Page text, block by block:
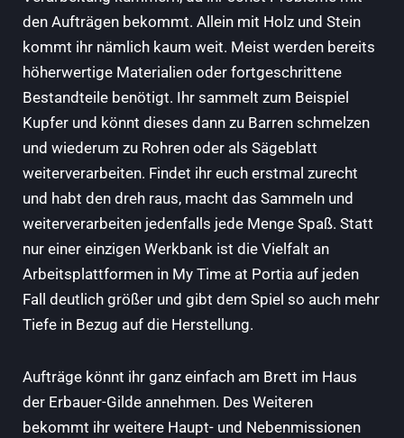
den Aufträgen bekommt. Allein mit Holz und Stein
kommt ihr nämlich kaum weit. Meist werden bereits
höherwertige Materialien oder fortgeschrittene
Bestandteile benötigt. Ihr sammelt zum Beispiel
Kupfer und könnt dieses dann zu Barren schmelzen
und wiederum zu Rohren oder als Sägeblatt
weiterverarbeiten. Findet ihr euch erstmal zurecht
und habt den dreh raus, macht das Sammeln und
weiterverarbeiten jedenfalls jede Menge Spaß. Statt
nur einer einzigen Werkbank ist die Vielfalt an
Arbeitsplattformen in My Time at Portia auf jeden
Fall deutlich größer und gibt dem Spiel so auch mehr
Tiefe in Bezug auf die Herstellung.
Aufträge könnt ihr ganz einfach am Brett im Haus
der Erbauer-Gilde annehmen. Des Weiteren
bekommt ihr weitere Haupt- und Nebenmissionen